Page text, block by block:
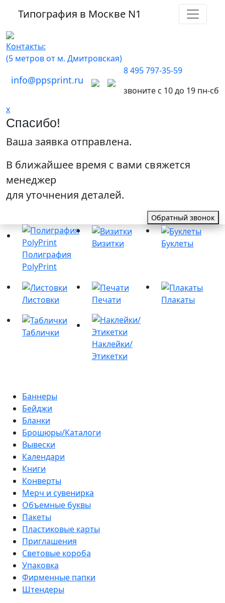
Типография в Москве N1
Контакты:
(5 метров от м. Дмитровская)
info@ppsprint.ru
8 495 797-35-59
звоните с 10 до 19 пн-сб
x
Спасибо!
Ваша заявка отправлена.
В ближайшее время с вами свяжется
менеджер
для уточнения деталей.
Обратный звонок
Полиграфия
PolyPrint
Визитки Буклеты
Листовки Печати Плакаты
Таблички
Наклейки/
Этикетки
Баннеры
Бейджи
Бланки
Брошюры/Каталоги
Вывески
Календари
Книги
Конверты
Мерч и сувенирка
Объемные буквы
Пакеты
Пластиковые карты
Приглашения
Световые короба
Упаковка
Фирменные папки
Штендеры